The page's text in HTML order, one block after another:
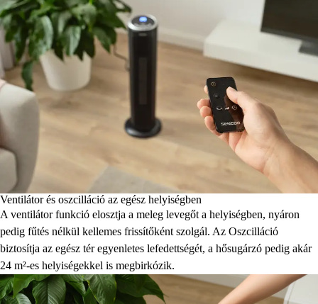
Ventilátor és oszcilláció az egész helyiségben
A ventilátor funkció elosztja a meleg levegőt a helyiségben, nyáron
pedig fűtés nélkül kellemes frissítőként szolgál. Az Oszcilláció
biztosítja az egész tér egyenletes lefedettségét, a hősugárzó pedig akár
24 m²-es helyiségekkel is megbirkózik.